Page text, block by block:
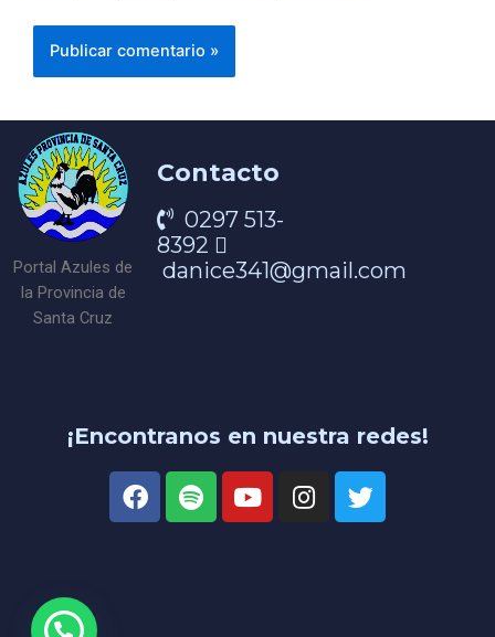
Portal Azules de
la Provincia de
Santa Cruz
Contacto
0297 513-
8392
danice341@gmail.com
¡Encontranos en nuestra redes!